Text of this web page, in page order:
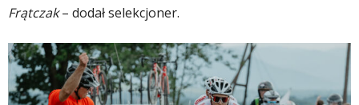
Frątczak– dodał selekcjoner.